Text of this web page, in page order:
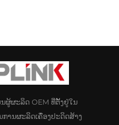
ຜູ້ຜະລິດ OEM ທີ່ຕັ້ງຢູ່ໃນ
ການຜະລິດເຄື່ອງປະດິດສ້າງ